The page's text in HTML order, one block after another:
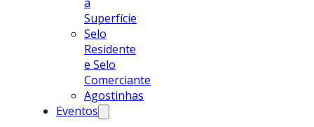
Superfície
Selo
Residente
e Selo
Comerciante
Agostinhas
Eventos